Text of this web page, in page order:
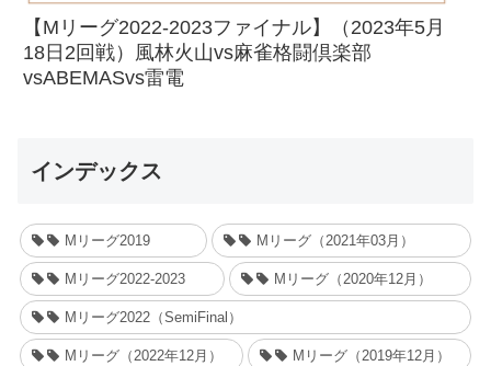
【Mリーグ2022-2023ファイナル】（2023年5月
18日2回戦）風林火山vs麻雀格闘倶楽部
vsABEMASvs雷電
インデックス
Mリーグ2019 Mリーグ（2021年03月）
Mリーグ2022-2023 Mリーグ（2020年12月）
Mリーグ2022（SemiFinal）
Mリーグ（2022年12月） Mリーグ（2019年12月）